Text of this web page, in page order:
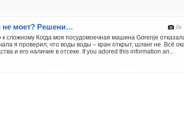
Моя посудомоечная машина Gorenje не моет? Решение проблемы своими руками и сбережение финансов! 0x
к сложному Когда моя посудомоечная машина Gorenje
я проверил, что воды воды – кран открыт, шланг не. Всё
и его наличие в отсеке. If you adored this information an...